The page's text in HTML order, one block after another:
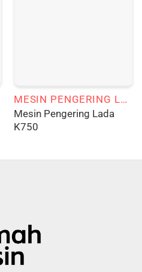
MESIN PENGERING LADA
Mesin Pengering Lada
K750